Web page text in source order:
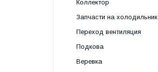
Коллектор
Запчасти на холодильник
Переход вентиляция
Подкова
Веревка